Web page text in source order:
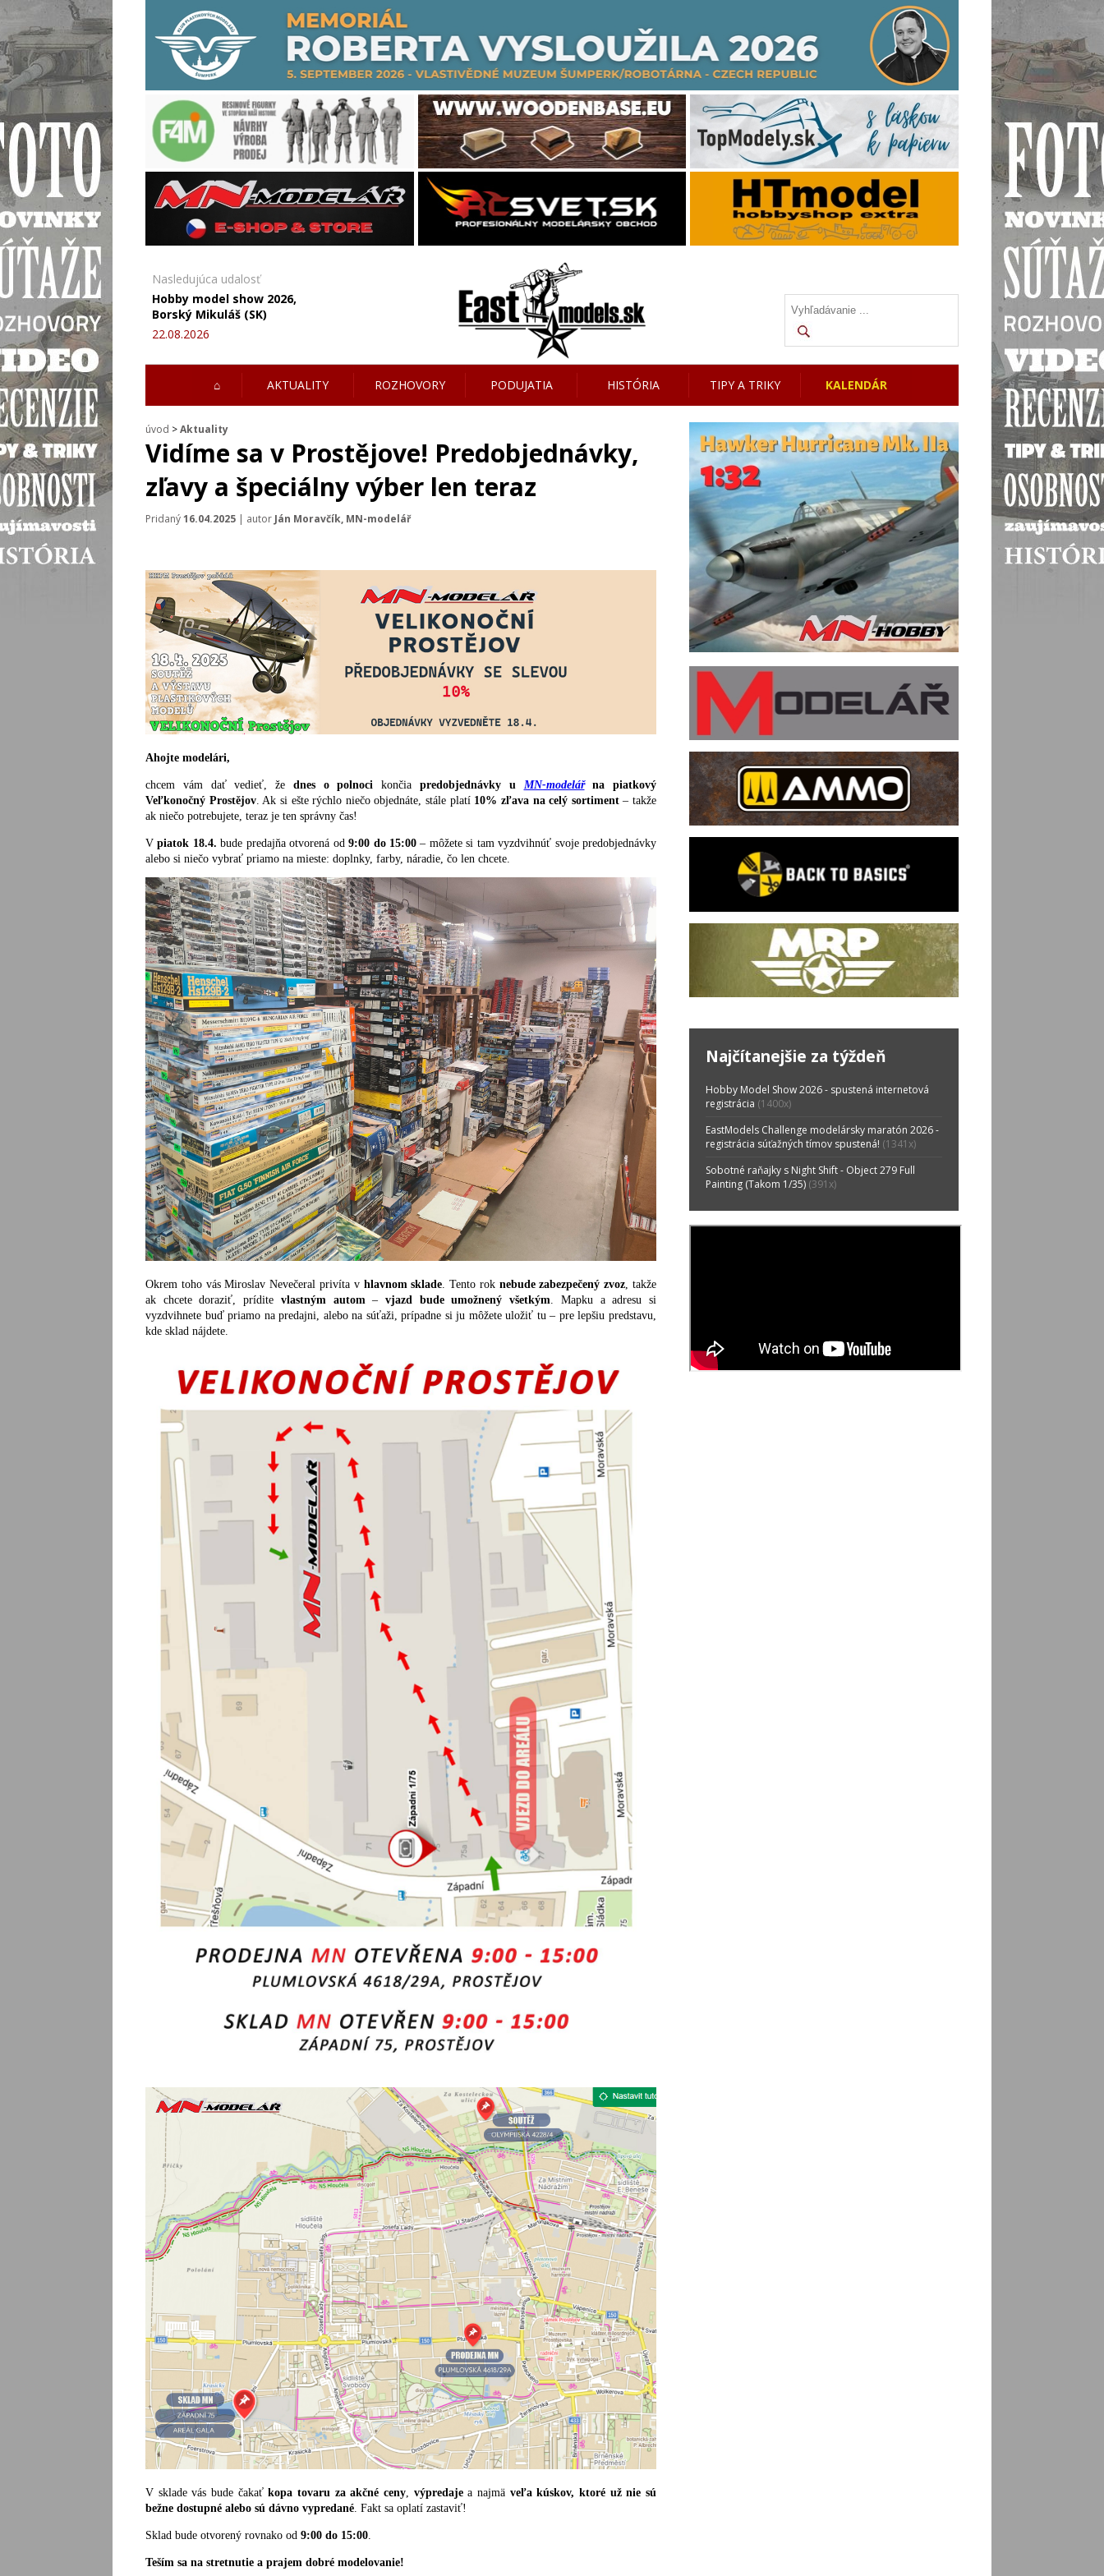
Nasledujúca udalosť
Hobby model show 2026,
Borský Mikuláš (SK)
22.08.2026
⌂ AKTUALITY ROZHOVORY PODUJATIA HISTÓRIA TIPY A TRIKY KALENDÁR
úvod >Aktuality
Vidíme sa v Prostějove! Predobjednávky,
zľavy a špeciálny výber len teraz
Pridaný16.04.2025 | autor Ján Moravčík, MN-modelář
Ahojte modelári,
chcem vám dať vedieť, že dnes o polnoci končia predobjednávky u MN-modelářna piatkový
Veľkonočný Prostějov. Ak si ešte rýchlo niečo objednáte, stále platí 10% zľava na celý sortiment– takže
ak niečo potrebujete, teraz je ten správny čas!
Vpiatok 18.4. bude predajňa otvorená od9:00 do 15:00– môžete si tam vyzdvihnúť svoje predobjednávky
alebo si niečo vybrať priamo na mieste: doplnky, farby, náradie, čo len chcete.
Okrem toho vás Miroslav Nevečeral privíta vhlavnom sklade . Tento rok nebude zabezpečený zvoz , takže
ak chcete doraziť, prídite vlastným autom –vjazd bude umožnený všetkým . Mapku a adresu si
vyzdvihnete buď priamo na predajni, alebo na súťaži, prípadne si ju môžete uložiť tu – pre lepšiu predstavu,
kde sklad nájdete.
V sklade vás bude čakaťkopa tovaru za akčné ceny výpredajea najmä veľa kúskov, ktoré už nie sú
bežne dostupné alebo sú dávno vypredané . Fakt sa oplatí zastaviť!
Sklad bude otvorený rovnako od 9:00 do 15:00
Teším sa na stretnutie a prajem dobré modelovanie!
Najčítanejšie za týždeň
Hobby Model Show 2026 - spustená internetová
registrácia (1400x)
EastModels Challenge modelársky maratón 2026 -
registrácia súťažných tímov spustená! (1341x)
Sobotné raňajky s Night Shift - Object 279 Full
Painting (Takom 1/35) (391x)